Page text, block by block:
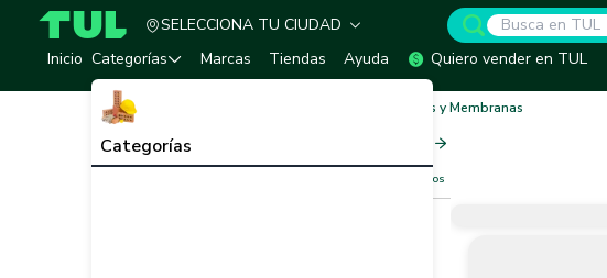
TUL - Tu Marketplace de Construcción
SELECCIONA TU CIUDAD
Inicio Categorías
Categorías
Marcas Tiendas Ayuda Quiero vender en TUL
Inicio Mantos y Membranas
Mantos y Membranas
Limpiar filtros